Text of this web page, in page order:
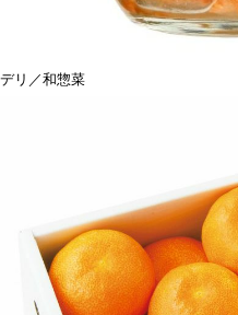
デリ／和惣菜